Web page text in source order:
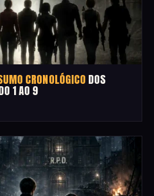
CRONOLÓGICO DOS
1 AO 9